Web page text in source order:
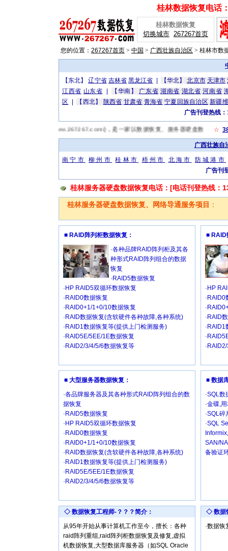
桂林数据恢复电话
桂林数据恢复
切换城市 267267首页
您的位置： 267267首页 > 中国 > 广西壮族自治区 > 桂林市数
【东北】辽宁省 吉林省 黑龙江省 【华北】北京市 天津市
江西省 山东省 【华南】 广东省 湖南省 湖北省 河南省
区
【西北】 陕西省 甘肃省 青海省 宁夏回族自治区 新疆
广告刊登热线
据恢复网(http://www.267267.com/)，是一家以数据恢复、服务器硬盘数据恢复
☆
广西壮族自
南宁市 柳州市 桂林市 梧州市 北海市
防城港市
广告刊
桂林服务器硬盘数据恢复电话：[电话刊登热线：
桂林服务器硬盘数据恢复、网络导通服务项目 ：
■ RAID阵列柜数据恢复：
·各种品牌RAID阵列柜及其各
种形式RAID阵列组合的数据
恢复
·RAID5数据恢复
·HP RAID5双循环数据恢复
·RAID0数据恢复
·RAID0+1/1+0/10数据恢复
·RAID数据恢复(含软硬件各种故障,各种系统)
·RAID1数据恢复等(提供上门检测服务)
·RAID5E/5EE/1E数据恢复
·RAID2/3/4/5/6数据恢复等
■ RAID
·HP
·RAID0
·RAID
■ 大型服务器数据恢复：
·各品牌服务器及其各种形式RAID阵列组合的数
据恢复
·RAID5数据恢复
·HP RAID5双循环数据恢复
·RAID0数据恢复
·RAID0+1/1+0/10数据恢复
·RAID数据恢复(含软硬件各种故障,各种系统)
·RAID1数据恢复等(提供上门检测服务)
·RAID5E/5EE/1E数据恢复
·RAID2/3/4/5/6数据恢复等
■ 数据
·SQL
·金碟,
·SQL
·SQL
SAN/
备验证
◇ 数据恢复工程师-？？？简介：
从95年开始从事计算机工作至今，擅长：各种
raid阵列重组,raid阵列柜数据恢复及修复,虚拟
机数据恢复,大型数据库服务器（如SQL Oracle
◇ 数据
·数据